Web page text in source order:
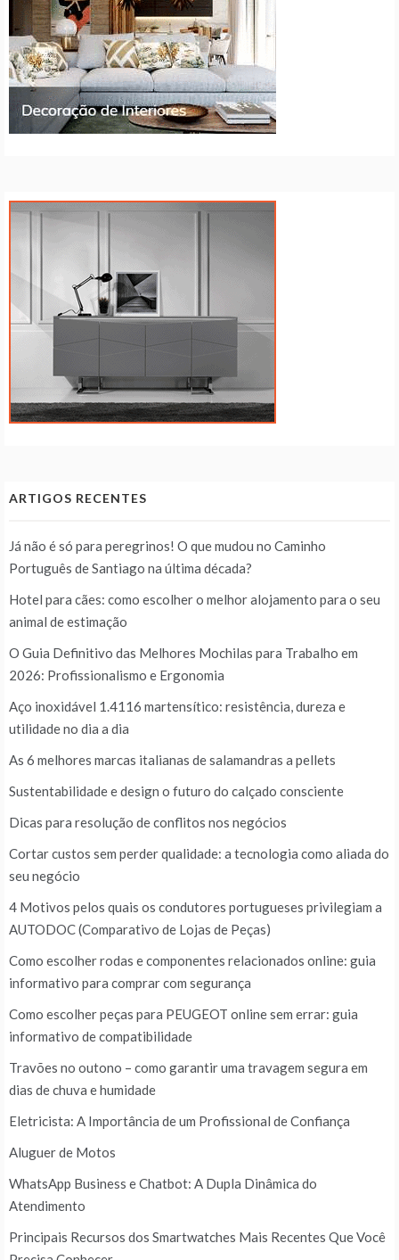
ARTIGOS RECENTES
Já não é só para peregrinos! O que mudou no Caminho
Português de Santiago na última década?
Hotel para cães: como escolher o melhor alojamento para o seu
animal de estimação
O Guia Definitivo das Melhores Mochilas para Trabalho em
2026: Profissionalismo e Ergonomia
Aço inoxidável 1.4116 martensítico: resistência, dureza e
utilidade no dia a dia
As 6 melhores marcas italianas de salamandras a pellets
Sustentabilidade e design o futuro do calçado consciente
Dicas para resolução de conflitos nos negócios
Cortar custos sem perder qualidade: a tecnologia como aliada do
seu negócio
4 Motivos pelos quais os condutores portugueses privilegiam a
AUTODOC (Comparativo de Lojas de Peças)
Como escolher rodas e componentes relacionados online: guia
informativo para comprar com segurança
Como escolher peças para PEUGEOT online sem errar: guia
informativo de compatibilidade
Travões no outono – como garantir uma travagem segura em
dias de chuva e humidade
Eletricista: A Importância de um Profissional de Confiança
Aluguer de Motos
WhatsApp Business e Chatbot: A Dupla Dinâmica do
Atendimento
Principais Recursos dos Smartwatches Mais Recentes Que Você